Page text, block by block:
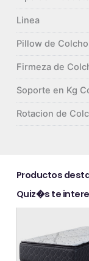
Linea
Pillow de
Firmeza de
Soporte en Kg
Rotacion de
Productos
Quiz�s te